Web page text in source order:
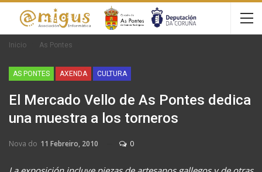
Inicio As Pontes
AS PONTES AXENDA CULTURA
El Mercado Vello de As Pontes dedica
una muestra a los torneros
Nova do 11 Febreiro, 2010 0